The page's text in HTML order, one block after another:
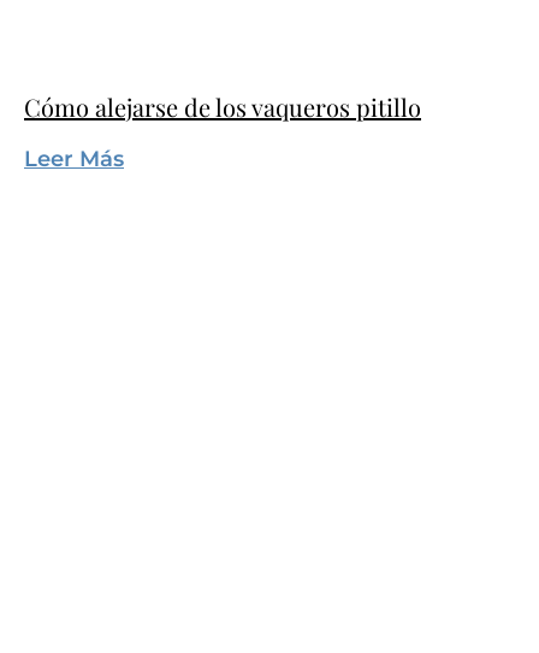
Cómo alejarse de los vaqueros pitillo
Leer Más